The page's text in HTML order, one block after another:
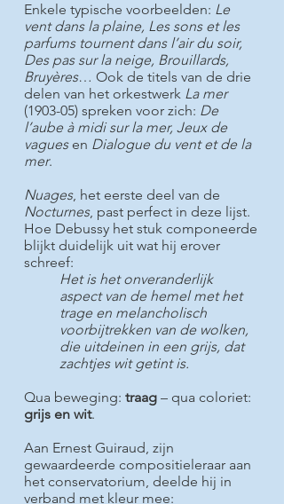
Enkele typische voorbeelden: Le
vent dans la plaine, Les sons et les
parfums tournent dans l’air du soir,
Des pas sur la neige, Brouillards,
Bruyères… Ook de titels van de drie
delen van het orkestwerk La mer
(1903-05) spreken voor zich: De
l’aube à midi sur la mer, Jeux de
vaguesen Dialogue du vent et de la
mer.
Nuages, het eerste deel van de
Nocturnes, past perfect in deze lijst.
Hoe Debussy het stuk componeerde
blijkt duidelijk uit wat hij erover
schreef:
Het is het onveranderlijk
aspect van de hemel met het
trage en melancholisch
voorbijtrekken van de wolken,
die uitdeinen in een grijs, dat
zachtjes wit getint is.
Qua beweging: traag – qua coloriet:
grijs en wit.
Aan Ernest Guiraud, zijn
gewaardeerde compositieleraar aan
het conservatorium, deelde hij in
verband met kleur mee: